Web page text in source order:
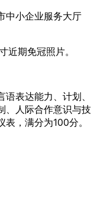
中小企业服务大厅
近期免冠照片。
表达能力、计划、
、人际合作意识与技
，满分为100分。